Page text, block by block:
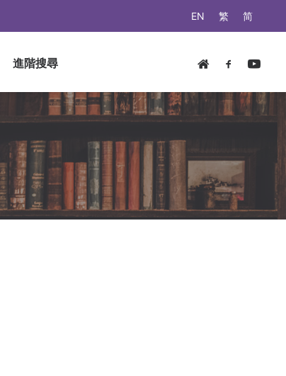
EN 繁 简
進階搜尋